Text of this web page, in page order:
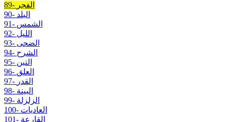
89- الفجر
90- البلد
91- الشمس
92- الليل
93- الضحى
94- الشرح
95- التين
96- العلق
97- القدر
98- البينة
99- الزلزلة
100- العاديات
101- القارعة